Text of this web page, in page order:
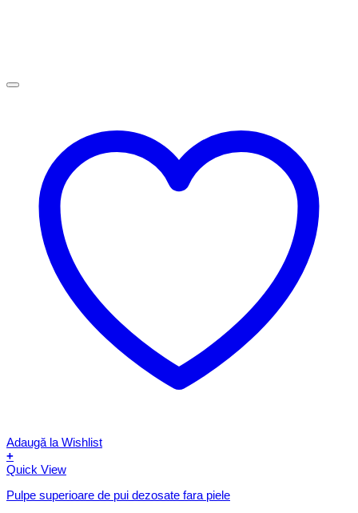
Adaugă la Wishlist
+
Quick View
Pulpe superioare de pui dezosate fara piele